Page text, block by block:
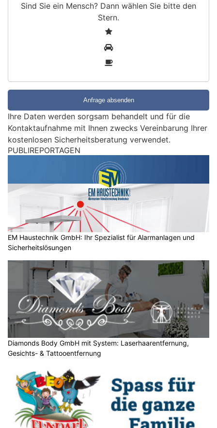
Sind Sie ein Mensch? Dann wählen Sie bitte den
Stern.
e
i
n
M
e
c
h
D
a
n
n
e
S
i
b
i
t
e
Ihre Daten werden sorgsam behandelt und für die
Kontaktaufnahme mit Ihnen zwecks Vereinbarung Ihrer
kostenlosen Sicherheitsberatung verwendet.
PUBLIREPORTAGEN
EM Haustechnik GmbH: Ihr Spezialist für Alarmanlagen und
Sicherheitslösungen
Diamonds Body GmbH mit System: Laserhaarentfernung,
Gesichts- & Tattooentfernung